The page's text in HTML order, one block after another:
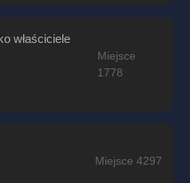
właściciele
Miejsce
1778
Miejsce 4297